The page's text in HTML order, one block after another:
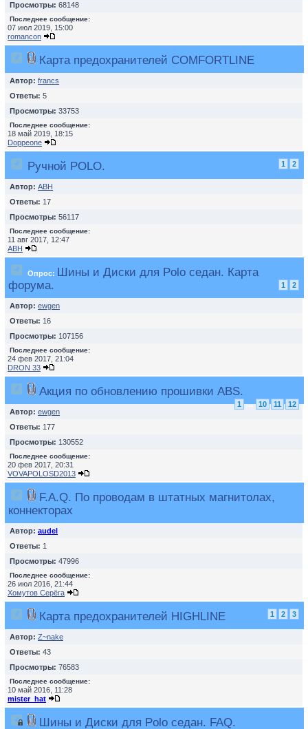
Просмотры: 68148
Последнее сообщение:
07 июл 2019, 15:00
romancon
Карта предохранителей COMFORTLINE
Автор: francs
Ответы: 5
Просмотры: 33753
Последнее сообщение:
18 май 2019, 18:15
Doppeone
Ручной POLO. 1 2
Автор: ABH
Ответы: 17
Просмотры: 56117
Последнее сообщение:
11 авг 2017, 12:47
ABH
Опрос: Шины и Диски для Polo седан. Карта
форума.
1 2
Автор: ewgen
Ответы: 16
Просмотры: 107156
Последнее сообщение:
24 фев 2017, 21:04
DRON 33
Акция по обновлению прошивки ABS.
1 ... 10 11
12
Автор: ewgen
Ответы: 177
Просмотры: 130552
Последнее сообщение:
20 фев 2017, 20:31
VOVAPOLOSD2013
F.A.Q. По проводам в штатных магнитолах,
коннекторах
Автор: audel
Ответы: 1
Просмотры: 47996
Последнее сообщение:
26 июл 2016, 21:44
Хомутов Серёга
Карта предохранителей HIGHLINE 1 2 3
Автор: Z~nake
Ответы: 43
Просмотры: 76583
Последнее сообщение:
10 май 2016, 11:28
mister_hat
Шины и Диски для Polo седан. FAQ.